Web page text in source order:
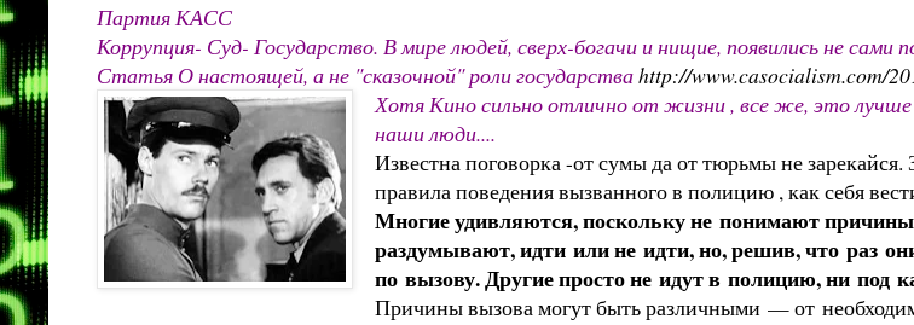
Партия КАСС
Коррупция- Суд- Государство. В мире людей, сверх-богачи и нищие, появились не сами
Статья О настоящей, а не "сказочной" роли государстваhttp://www.casocialism.com/
Хотя Кино сильно отлично от жизни , все же, это
наши люди....
Известна поговорка -от сумы да от тюрьмы не
правила поведения вызванного в полицию , как себя
Многие удивляются, поскольку не понимают причины
раздумывают, идти или не идти, но, решив, что раз
по вызову. Другие просто не идут в полицию, ни под
Причины вызова могут быть различными — от